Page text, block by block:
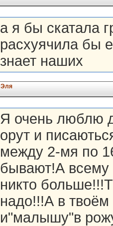
а я бы скатала
расхуячила бы
знает наших
Эля
Я очень люблю
орут и
между 2-мя по
бывают!А всему
никто
надо!!!А в
и"малышу"в